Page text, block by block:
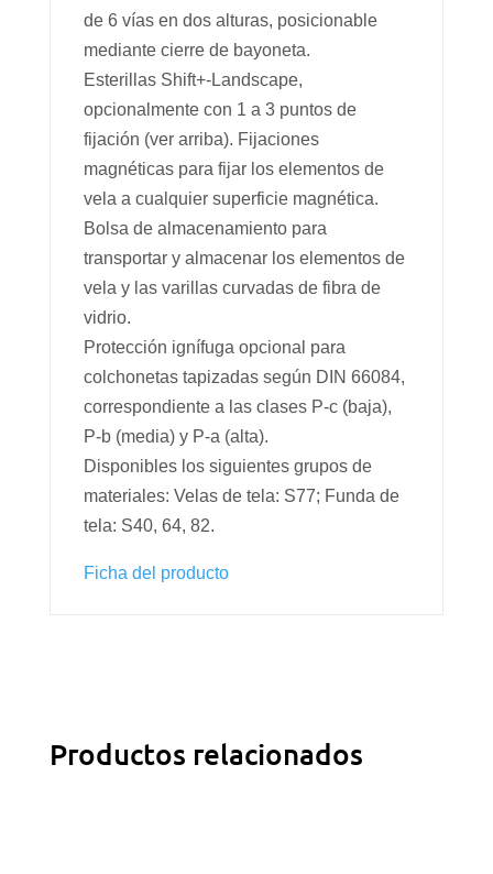
de 6 vías en dos alturas, posicionable
mediante cierre de bayoneta.
Esterillas Shift+-Landscape,
opcionalmente con 1 a 3 puntos de
fijación (ver arriba). Fijaciones
magnéticas para fijar los elementos de
vela a cualquier superficie magnética.
Bolsa de almacenamiento para
transportar y almacenar los elementos de
vela y las varillas curvadas de fibra de
vidrio.
Protección ignífuga opcional para
colchonetas tapizadas según DIN 66084,
correspondiente a las clases P-c (baja),
P-b (media) y P-a (alta).
Disponibles los siguientes grupos de
materiales: Velas de tela: S77; Funda de
tela: S40, 64, 82.
Ficha del producto
Productos relacionados